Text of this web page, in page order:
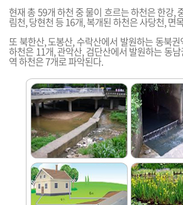
현재 총 59개 하천 중 물이 흐르는 하천은 한강,
림천, 당현천 등 16개, 복개된 하천은 사당천, 면
또 북한산, 도봉산, 수락산에서 발원하는 동북
하천은 11개, 관악산, 검단산에서 발원하는 동
역 하천은 7개로 파악된다.